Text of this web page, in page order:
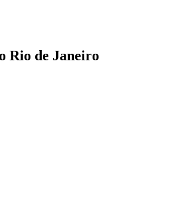
Rio de Janeiro